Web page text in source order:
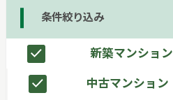
条件絞り込み
新築マンション
中古マンション
川崎市 中原
区田尻町
5,998